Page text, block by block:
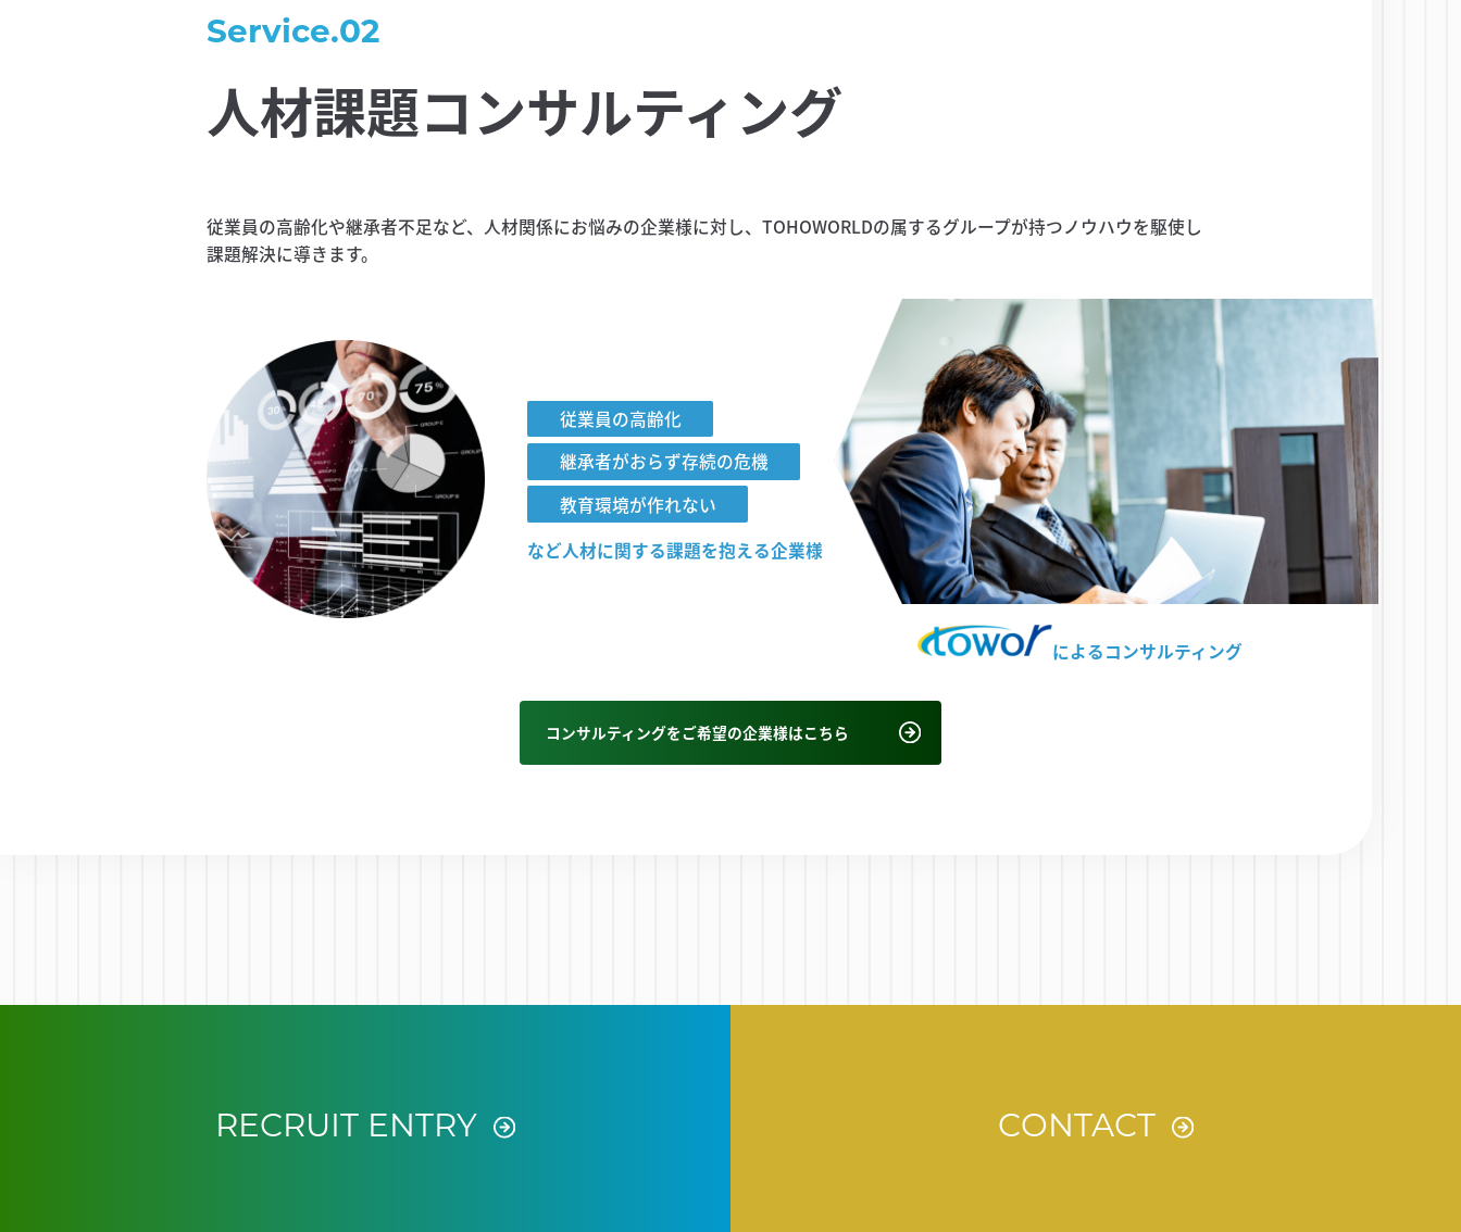
Service.02
人材課題コンサルティング
従業員の高齢化や継承者不足など、人材関係にお悩みの企業様に対し、TOHOWORLDの属するグループが持つノウハウを駆使し
課題解決に導きます。
従業員の高齢化
継承者がおらず存続の危機
教育環境が作れない
など人材に関する課題を抱える企業様
によるコンサルティング
コンサルティングをご希望の企業様はこちら
RECRUIT ENTRY CONTACT